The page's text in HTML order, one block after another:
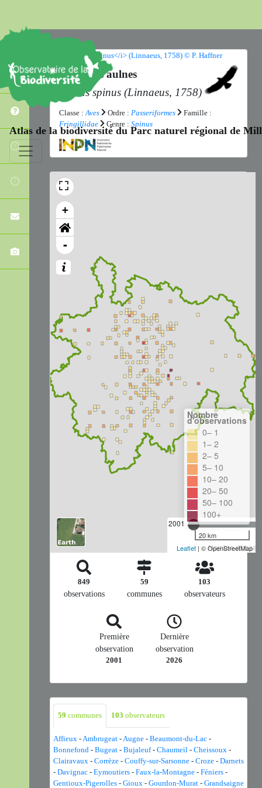
Atlas de la biodiversité du Parc naturel régional de
Tarin des aulnes
Spinus spinus (Linnaeus, 1758)
Classe : Aves Ordre : Passeriformes
Famille :
Fringillidae
Genre : Spinus
+
-
2001
Nombre
Nombre
d'observations
0– 1
1– 2
2– 5
5– 10
10– 20
20– 50
50– 100
100+
20 km
Leaflet | © OpenStreetMap
849
observations
59
communes
103
observateurs
Première
observation
2001
Dernière
observation
2026
59 communes 103 observateurs
Affieux -Ambrugeat -Augne - Beaumont-du-Lac -
Bonnefond - Bugeat - Bujaleuf- Chaumeil - Cheissoux -
Clairavaux - Corrèze - Couffy-sur-Sarsonne - Croze - Darnets
- Davignac - Eymoutiers - Faux-la-Montagne - Féniers -
Gentioux-Pigerolles - Gioux - Gourdon-Murat - Grandsaigne